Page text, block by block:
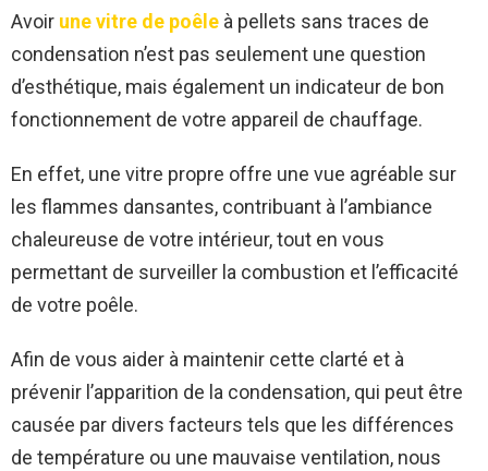
Avoir une vitre de poêle à pellets sans traces de
condensation n’est pas seulement une question
d’esthétique, mais également un indicateur de bon
fonctionnement de votre appareil de chauffage.
En effet, une vitre propre offre une vue agréable sur
les flammes dansantes, contribuant à l’ambiance
chaleureuse de votre intérieur, tout en vous
permettant de surveiller la combustion et l’efficacité
de votre poêle.
Afin de vous aider à maintenir cette clarté et à
prévenir l’apparition de la condensation, qui peut être
causée par divers facteurs tels que les différences
de température ou une mauvaise ventilation, nous